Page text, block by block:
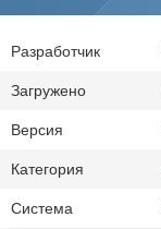
Разработчик
Загружено
Версия
Категория
Система